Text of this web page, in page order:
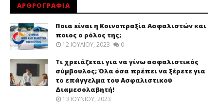
ΑΡΘΡΟΓΡΑΦΙΑ
Ποια είναι η Κοινοπραξία Ασφαλιστών και
ποιος ο ρόλος της;
12 ΙΟΥΛΊΟΥ, 2023 0
Τι χρειάζεται για να γίνω ασφαλιστικός
σύμβουλος; Όλα όσα πρέπει να ξέρετε για
το επάγγελμα του Ασφαλιστικού
Διαμεσολαβητή!
13 ΙΟΥΝΊΟΥ, 2023